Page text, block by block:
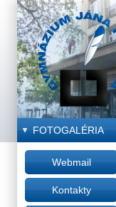
FOTOGALÉRIA
Webmail
Kontakty